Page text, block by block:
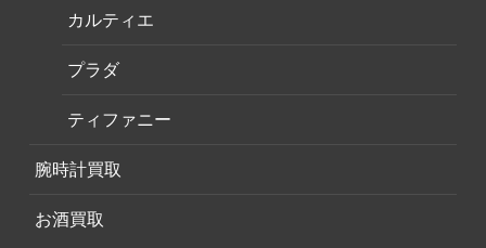
カルティエ
プラダ
ティファニー
腕時計買取
お酒買取